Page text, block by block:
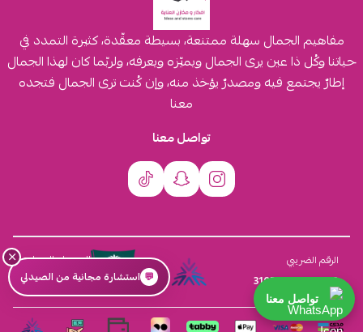
مفاهيم الجمال سهلة ممتنعة، بسيطة معقّدة، كثيرة التمدد في
حياتنا وكُل ذا عين يرى الجمال ويميّزه ويعرفه، ولربّما كان لهذا الجمال
إطارٌ يجتمع فيه ومصدرٌ يؤخذ منه، وإن كُنت ترى الجمال فتجده
معنا
تواصل معنا
الرقم الضريبي
310555259800003
السجل التجاري
4030431116
×
💬 استشارة مجانية من الصيدلي
تواصل معنا